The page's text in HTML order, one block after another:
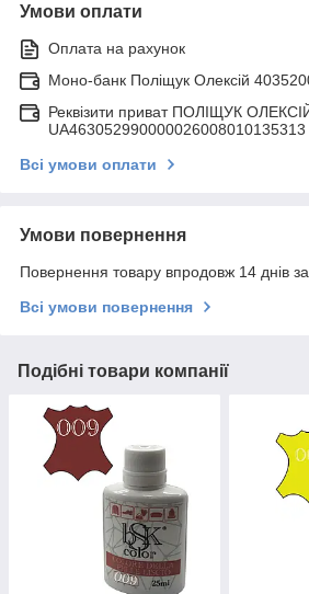
Умови оплати
Оплата на рахунок
Моно-банк Поліщук Олексій
Реквізити приват ПОЛІЩУК
Всі умови оплати
Умови повернення
Повернення товару впродовж 14 днів
Всі умови повернення
Подібні товари компанії